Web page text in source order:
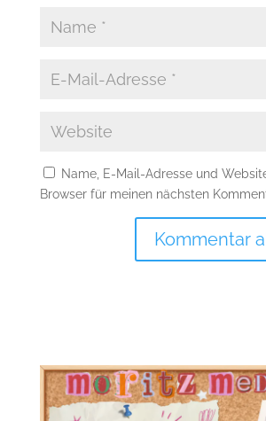
Name, E-Mail-Adresse und
Browser für meinen nächsten